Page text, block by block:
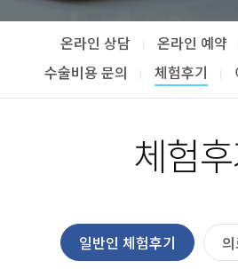
온라인 상담 온라인 예약
수술비용 문의
체험후기
체험
일반인 체험후기